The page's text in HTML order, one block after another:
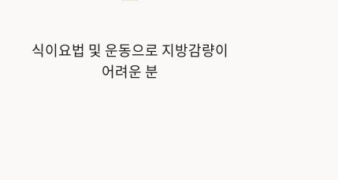
식이요법 및 운동으로 지방감량이
어려운 분